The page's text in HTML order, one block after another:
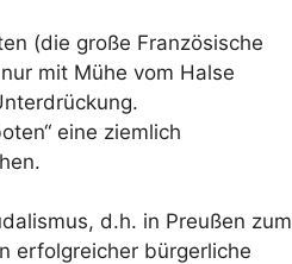
(die große Französische
mit Mühe vom Halse
eine ziemlich
d.h. in Preußen zum
erfolgreicher bürgerliche